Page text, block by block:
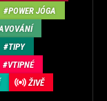
POWER JÓGA
TIPY
VTIPNÉ
ŽIVĚ